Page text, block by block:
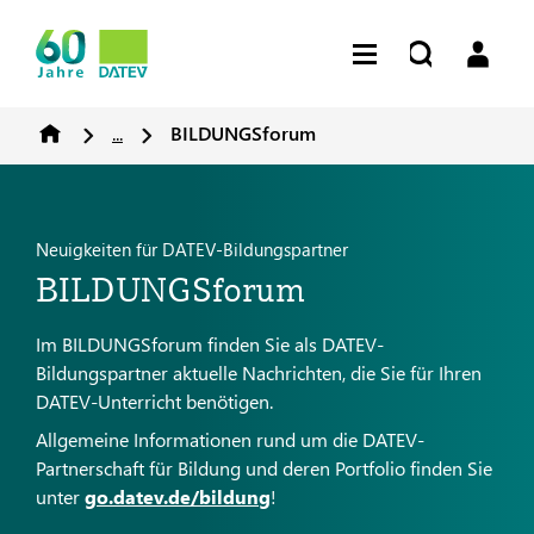
... BILDUNGSforum
Neuigkeiten für DATEV-Bildungspartner
BILDUNGSforum
Im BILDUNGSforum finden Sie als DATEV-
Bildungspartner aktuelle Nachrichten, die Sie für Ihren
DATEV-Unterricht benötigen.
Allgemeine Informationen rund um die DATEV-
Partnerschaft für Bildung und deren Portfolio finden Sie
untergo.datev.de/bildung!